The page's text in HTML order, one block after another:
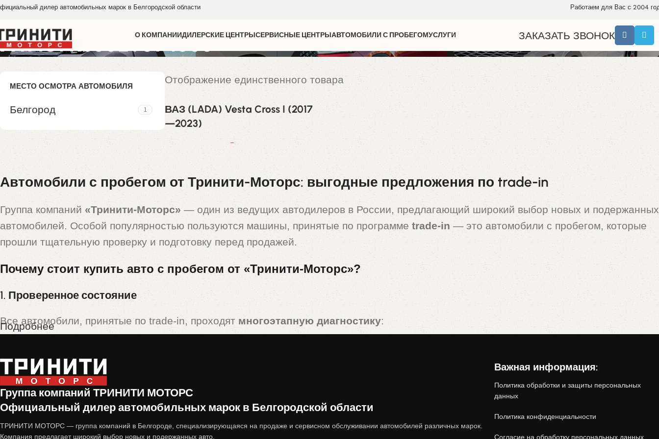
дилер автомобильных марок в Белгородской области Работаем для Вас с 2004
О КОМПАНИИДИЛЕРСКИЕ ЦЕНТРЫСЕРВИСНЫЕ ЦЕНТРЫАВТОМОБИЛИ С ПРОБЕГОМУСЛУГИ ЗАКАЗАТЬ ЗВОНОК
XTAGFK330LY394303
МЕСТО ОСМОТРА АВТОМОБИЛЯ
Белгород 1
Отображение единственного товара
ВАЗ (LADA) Vesta Cross I (2017
—2023)
1 097 000,00 ₽
Автомобили с пробегом от Тринити-Моторс: выгодные предложения по trade-in
Группа компаний «Тринити-Моторс»— один из ведущих автодилеров в России, предлагающий широкий выбор новых и подержанных
автомобилей. Особой популярностью пользуются машины, принятые по программе trade-in — это автомобили с пробегом, которые
прошли тщательную проверку и подготовку перед продажей.
Почему стоит купить авто с пробегом от «Тринити-Моторс»?
1. Проверенное состояние
Все автомобили, принятые по trade-in, проходятмногоэтапную диагностику:
Кузовная проверка(отсутствие скрытых повреждений, коррозии, следов ДТП).
Юридическая чистота(отсутствие залогов, ограничений, корректность ПТС).
Только после этого машина попадает в продажу, что сводит риски покупателя к минимуму.
Подробнее
Группа компаний ТРИНИТИ МОТОРС
Официальный дилер автомобильных марок в Белгородской области
ТРИНИТИ МОТОРС — группа компаний в Белгороде, специализирующаяся на продаже и сервисном обслуживании автомобилей различных марок.
Компания предлагает широкий выбор новых и подержанных авто.
Важная информация:
Политика обработки и защиты персональных
данных
Политика конфиденциальности
Согласие на обработку персональных данных